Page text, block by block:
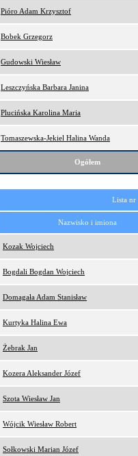
Pióro Adam Krzysztof
Bobek Grzegorz
Gudowski Wiesław
Leszczyńska Barbara Janina
Plucińska Karolina Maria
Tomaszewska-Jekiel Halina Wanda
Ogółem
Lista
Nazwisko i imiona
Kozak Wojciech
Bogdali Bogdan Wojciech
Domagała Adam Stanisław
Kurtyka Halina Ewa
Żebrak Jan
Kozera Aleksander Józef
Szota Wiesław Jan
Wójcik Wiesław Robert
Sołkowski Marian Józef